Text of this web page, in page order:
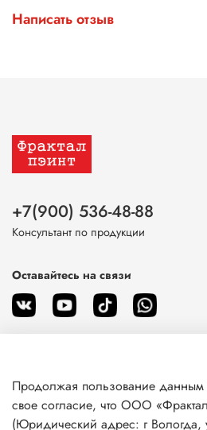
Написать отзыв
О магазине
+7(900) 536-48-88
Консультант по продукции
Оставайтесь на связи
Продолжая пользование
свое согласие, что ООО
(Юридический адрес: г Вологда,